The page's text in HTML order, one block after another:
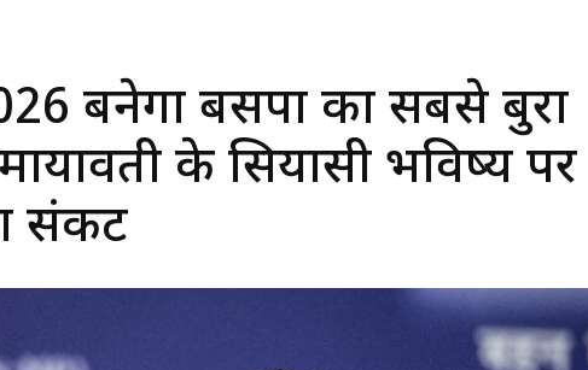
बनेगा बसपा का सबसे बुरा
के सियासी भविष्य पर
संकट